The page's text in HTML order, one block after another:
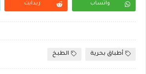
واتساب ريدايت
أطباق بحرية الطبخ